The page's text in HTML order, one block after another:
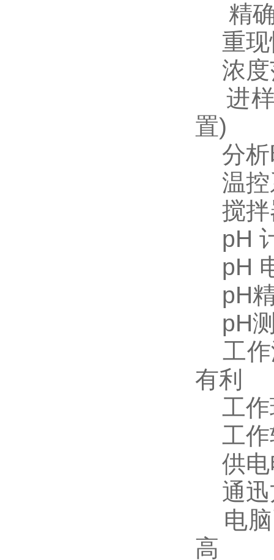
精确
重现
浓度
进样
置)
分析
温控
搅拌
pH
pH
pH精
pH测
工作
有利
工作
工作
供电
通迅
电脑
高